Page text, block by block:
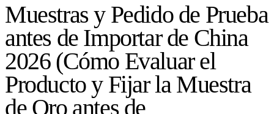
Muestras y Pedido de Prueba
antes de Importar de China
2026 (Cómo Evaluar el
Producto y Fijar la Muestra
de Oro antes de